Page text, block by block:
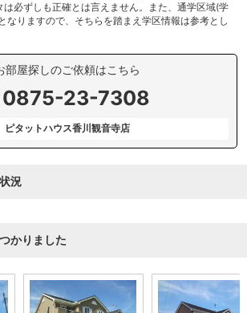
は必ずしも正確とは言えません。また、通学区域(学
なりますので、そちらを踏まえ学区情報は参考とし
部屋探しのご依頼はこちら
0875-23-7308
ピタットハウス香川観音寺店
況
かりました